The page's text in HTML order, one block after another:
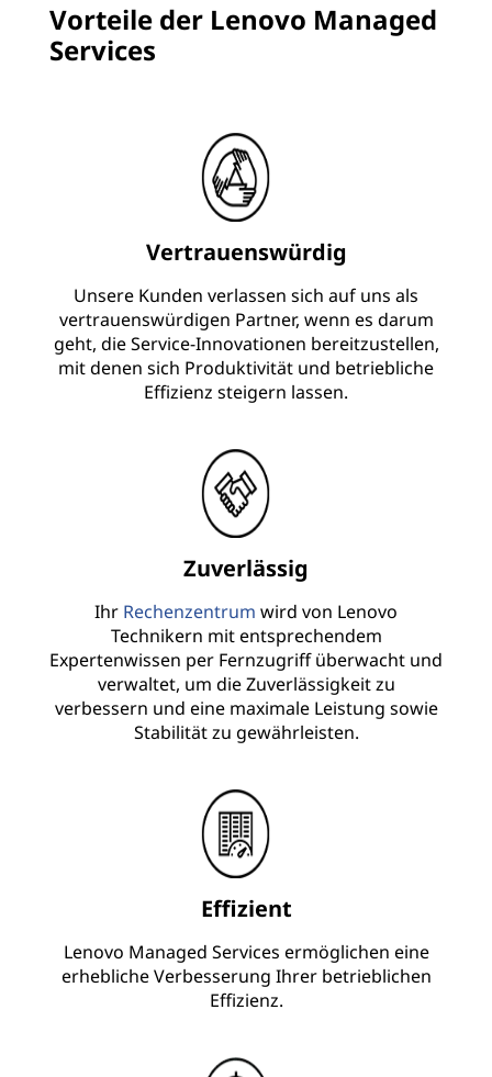
Vorteile der Lenovo Managed
Services
Vertrauenswürdig
Unsere Kunden verlassen sich auf uns als
vertrauenswürdigen Partner, wenn es darum
geht, die Service-Innovationen bereitzustellen,
mit denen sich Produktivität und betriebliche
Effizienz steigern lassen.
Zuverlässig
Ihr Rechenzentrum wird von Lenovo
Technikern mit entsprechendem
Expertenwissen per Fernzugriff überwacht und
verwaltet, um die Zuverlässigkeit zu
verbessern und eine maximale Leistung sowie
Stabilität zu gewährleisten.
Effizient
Lenovo Managed Services ermöglichen eine
erhebliche Verbesserung Ihrer betrieblichen
Effizienz.